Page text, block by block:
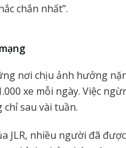
chắn nhất”.
nơi chịu ảnh hưởng
xe mỗi ngày. Việc
sau vài tuần.
JLR, nhiều người đã